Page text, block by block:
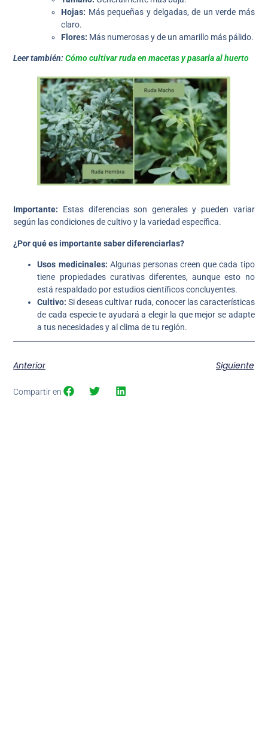
Hojas: Más pequeñas y delgadas, de un verde más
claro.
Flores: Más numerosas y de un amarillo más pálido.
Leer también:Cómo cultivar ruda en macetas y pasarla al huerto
Importante: Estas diferencias son generales y pueden variar
según las condiciones de cultivo y la variedad específica.
¿Por qué es importante saber diferenciarlas?
Usos medicinales: Algunas personas creen que cada tipo
tiene propiedades curativas diferentes, aunque esto no
está respaldado por estudios científicos concluyentes.
Cultivo: Si deseas cultivar ruda, conocer las características
de cada especie te ayudará a elegir la que mejor se adapte
a tus necesidades y al clima de tu región.
Anterior Siguiente
Compartir en